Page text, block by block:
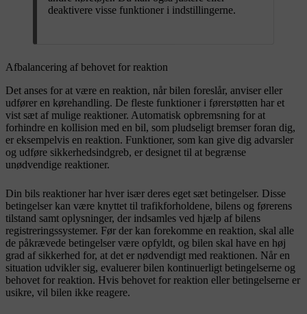
deaktivere visse funktioner i indstillingerne.
Afbalancering af behovet for reaktion
Det anses for at være en reaktion, når bilen foreslår, anviser eller
udfører en kørehandling. De fleste funktioner i førerstøtten har et
vist sæt af mulige reaktioner. Automatisk opbremsning for at
forhindre en kollision med en bil, som pludseligt bremser foran dig,
er eksempelvis en reaktion. Funktioner, som kan give dig advarsler
og udføre sikkerhedsindgreb, er designet til at begrænse
unødvendige reaktioner.
Din bils reaktioner har hver især deres eget sæt betingelser. Disse
betingelser kan være knyttet til trafikforholdene, bilens og førerens
tilstand samt oplysninger, der indsamles ved hjælp af bilens
registreringssystemer. Før der kan forekomme en reaktion, skal alle
de påkrævede betingelser være opfyldt, og bilen skal have en høj
grad af sikkerhed for, at det er nødvendigt med reaktionen. Når en
situation udvikler sig, evaluerer bilen kontinuerligt betingelserne og
behovet for reaktion. Hvis behovet for reaktion eller betingelserne er
usikre, vil bilen ikke reagere.